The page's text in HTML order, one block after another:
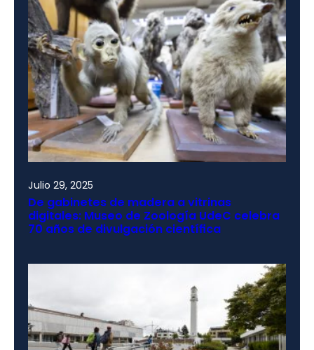
Julio 29, 2025
De gabinetes de madera a vitrinas
digitales: Museo de Zoología UdeC celebra
70 años de divulgación científica